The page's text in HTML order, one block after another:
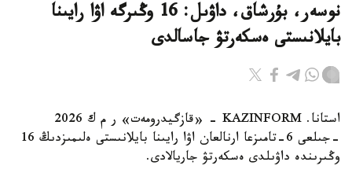
نوسەر، بۇرشاق، داۋىل: 16 وڭىرگە اۋا رايىنا
بايلانىستى ەسكەرتۋ جاسالدى
استانا. KAZINFORM - «قازگيدرومەت» ر م ك 2026
-جىلعى 6-تامىزعا ارنالعان اۋا رايىنا بايلانىستى ەلىمىزدىڭ 16
وڭىرىندە داۋىلدى ەسكەرتۋ جاريالادى.